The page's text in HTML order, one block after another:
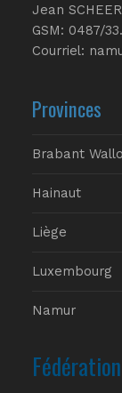
Jean
GSM: 0487/
Courriel:
Provinces
Brabant
Hainaut
Liège
Luxembourg
Namur
Fédération